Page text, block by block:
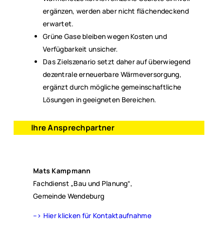
ergänzen, werden aber nicht flächendeckend
erwartet.
Grüne Gase bleiben wegen Kosten und
Verfügbarkeit unsicher.
Das Zielszenario setzt daher auf überwiegend
dezentrale erneuerbare Wärmeversorgung,
ergänzt durch mögliche gemeinschaftliche
Lösungen in geeigneten Bereichen.
Ihre Ansprechpartner
Mats Kampmann
Fachdienst „Bau und Planung“,
Gemeinde Wendeburg
–> Hier klicken für Kontaktaufnahme